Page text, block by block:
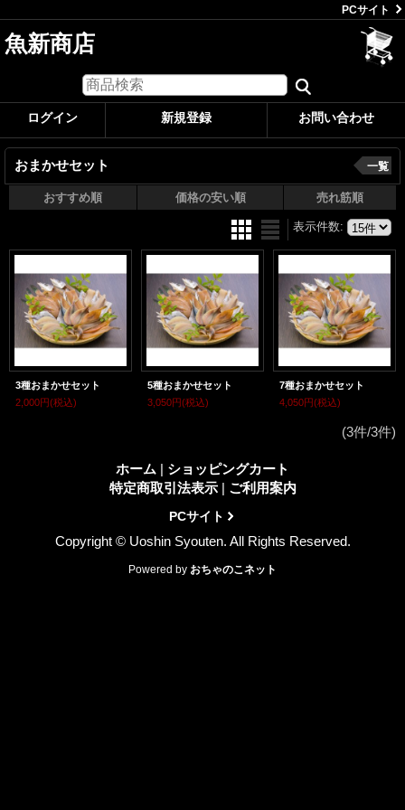
PCサイト
魚新商店
ログイン 新規登録 お問い合わせ
おまかせセット 一覧
おすすめ順 価格の安い順 売れ筋順
表示件数:
3種おまかせセット
2,000円(税込)
5種おまかせセット
3,050円(税込)
7種おまかせセット
4,050円(税込)
(3件/3件)
ホーム | ショッピングカート
特定商取引法表示 | ご利用案内
PCサイト
Copyright © Uoshin Syouten. All Rights Reserved.
Powered by おちゃのこネット